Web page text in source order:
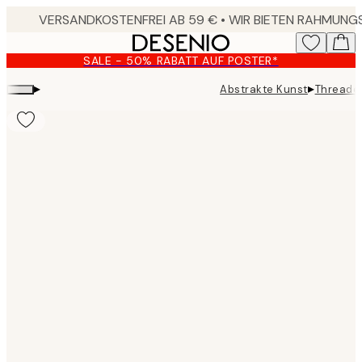
content.
SALE - 50% RABATT AUF POSTER*
▸ Abstrakte Kunst▸